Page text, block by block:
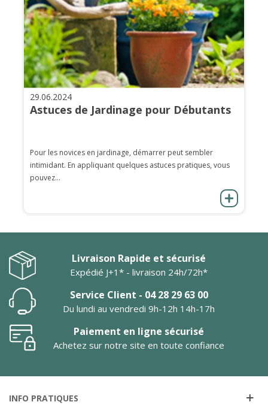
29.06.2024
Astuces de Jardinage pour Débutants
Pour les novices en jardinage, démarrer peut sembler
intimidant. En appliquant quelques astuces pratiques, vous
pouvez...
Livraison Rapide et sécurisé
Expédié J+1* - livraison 24h/72h*
Service Client - 04 28 29 63 00
Du lundi au vendredi 9h-12h 14h-17h
Paiement en ligne sécurisé
Achetez sur notre site en toute confiance
INFO PRATIQUES